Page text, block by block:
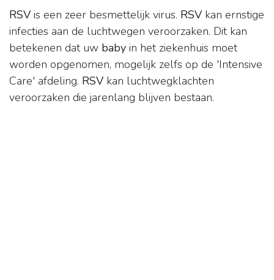
RSV is een zeer besmettelijk virus. RSV kan ernstige
infecties aan de luchtwegen veroorzaken. Dit kan
betekenen dat uw baby in het ziekenhuis moet
worden opgenomen, mogelijk zelfs op de 'Intensive
Care' afdeling. RSV kan luchtwegklachten
veroorzaken die jarenlang blijven bestaan.